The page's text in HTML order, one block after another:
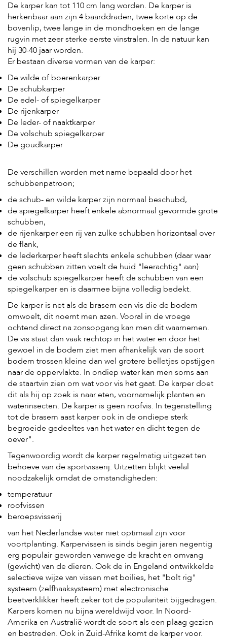
e
b
s
h
o
p
K
l
a
n
t
e
n
s
e
v
i
c
e
De karper kan tot 110 cm lang worden. De karper is
herkenbaar aan zijn 4 baarddraden, twee korte op de
bovenlip, twee lange in de mondhoeken en de lange
rugvin met zeer sterke eerste vinstralen. In de natuur kan
hij 30-40 jaar worden.
Er bestaan diverse vormen van de karper:
De wilde of boerenkarper
De schubkarper
De edel- of spiegelkarper
De rijenkarper
De leder- of naaktkarper
De volschub spiegelkarper
De goudkarper
De verschillen worden met name bepaald door het
schubbenpatroon;
de schub- en wilde karper zijn normaal beschubd,
de spiegelkarper heeft enkele abnormaal gevormde grote
schubben,
de rijenkarper een rij van zulke schubben horizontaal over
de flank,
de lederkarper heeft slechts enkele schubben (daar waar
geen schubben zitten voelt de huid "leerachtig" aan)
de volschub spiegelkarper heeft de schubben van een
spiegelkarper en is daarmee bijna volledig bedekt.
De karper is net als de brasem een vis die de bodem
omwoelt, dit noemt men azen. Vooral in de vroege
ochtend direct na zonsopgang kan men dit waarnemen.
De vis staat dan vaak rechtop in het water en door het
gewoel in de bodem ziet men afhankelijk van de soort
bodem trossen kleine dan wel grotere belletjes opstijgen
naar de oppervlakte. In ondiep water kan men soms aan
de staartvin zien om wat voor vis het gaat. De karper doet
dit als hij op zoek is naar eten, voornamelijk planten en
waterinsecten. De karper is geen roofvis. In tegenstelling
tot de brasem aast karper ook in de ondiepe sterk
begroeide gedeeltes van het water en dicht tegen de
oever".
Tegenwoordig wordt de karper regelmatig uitgezet ten
behoeve van de sportvisserij. Uitzetten blijkt veelal
noodzakelijk omdat de omstandigheden:
temperatuur
roofvissen
beroepsvisserij
van het Nederlandse water niet optimaal zijn voor
voortplanting. Karpervissen is sinds begin jaren negentig
erg populair geworden vanwege de kracht en omvang
(gewicht) van de dieren. Ook de in Engeland ontwikkelde
selectieve wijze van vissen met boilies, het "bolt rig"
systeem (zelfhaaksysteem) met electronische
beetverklikker heeft zeker tot de populariteit bijgedragen.
Karpers komen nu bijna wereldwijd voor. In Noord-
Amerika en Australië wordt de soort als een plaag gezien
en bestreden. Ook in Zuid-Afrika komt de karper voor.